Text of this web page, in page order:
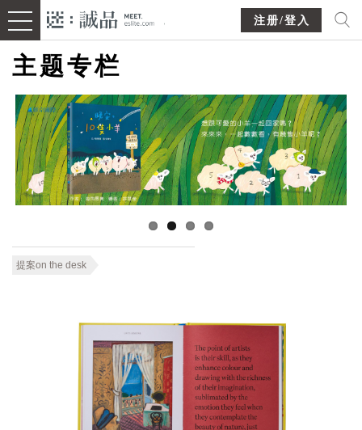
注册/登入
主题专栏
提案on the desk